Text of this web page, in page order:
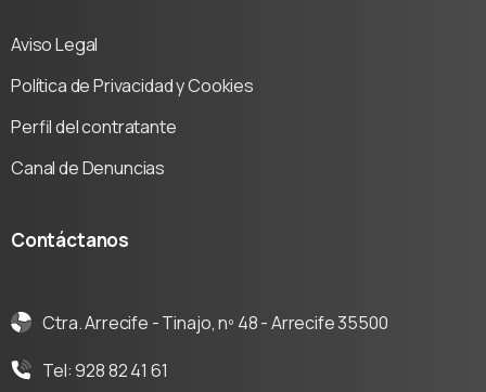
Aviso Legal
Política de Privacidad y Cookies
Perfil del contratante
Canal de Denuncias
Contáctanos
Ctra. Arrecife - Tinajo, nº 48 - Arrecife 35500
Tel: 928 82 41 61